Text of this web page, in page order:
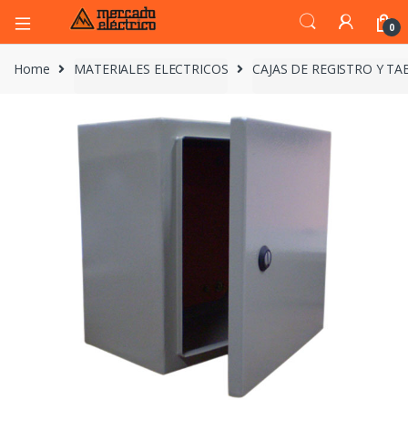
0
Home MATERIALES ELECTRICOS CAJAS DE REGISTRO Y